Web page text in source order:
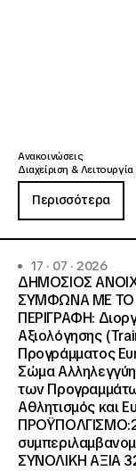
Ανακοινώσεις
Διαχείριση &
Περισσότερα
17 · 07 · 2026
ΔΗΜΟΣΙΟΣ
ΣΥΜΦΩΝΑ ΜΕ ΤΟ
ΠΕΡΙΓΡΑΦΗ:
Αξιολόγησης
Προγράμματος
Σώμα
των
Αθλητισμός και
ΣΥΝΟΛΙΚΗ ΑΞΙΑ